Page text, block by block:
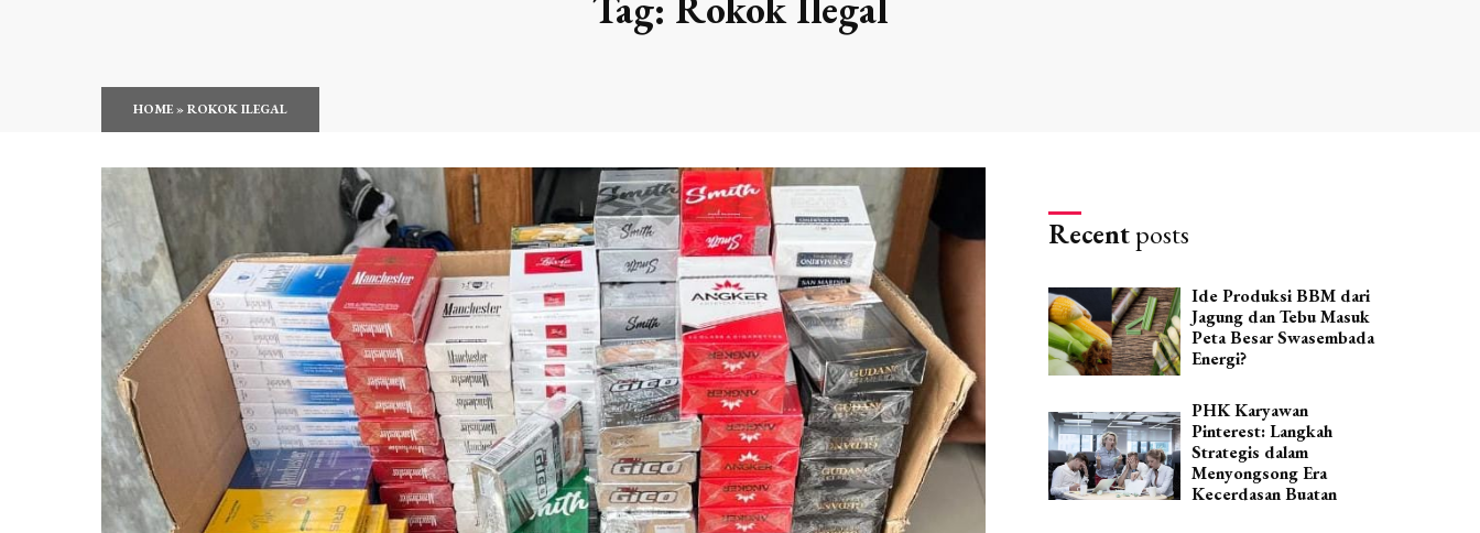
HOME»ROKOK ILEGAL
Recentposts
Ide Produksi BBM dari
Jagung dan Tebu Masuk
Peta Besar Swasembada
Energi?
PHK Karyawan
Pinterest: Langkah
Strategis dalam
Menyongsong Era
Kecerdasan Buatan